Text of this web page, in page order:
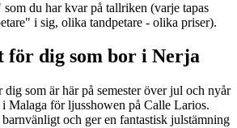
som du har kvar på tallriken (varje tapas
i sig, olika tandpetare - olika priser).
dig som bor i Nerja
som är här på semester över jul och nyår
Malaga för ljusshowen på Calle Larios.
och ger en fantastisk julstämning